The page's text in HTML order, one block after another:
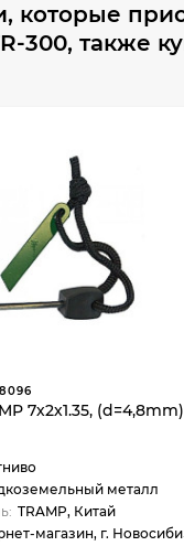
которые
300, также
7х2х1.35, (d=4,8mm)
металл
TRAMP, Китай
Нарымская, 23, Бердск, ул. Карла Маркса, 1, Искитим, ул. Станционная, 1б (ЖУМ), Куйбышев, ул. Чехова, 18, Черепаново, ул. Республиканская, 61, Бийск, ул. Больничный взвоз, 8, Майма, ул. Подгорная, 37, Бердск, ул. Ленина, 89